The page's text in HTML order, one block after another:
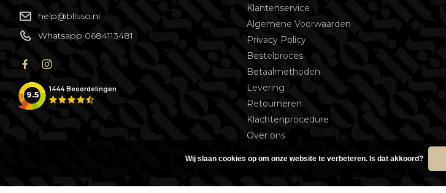
help@blisso.nl
Whatsapp 0684113481
9.5
1444Beoordelingen
Klantenservice
Algemene Voorwaarden
Privacy Policy
Bestelproces
Betaalmethoden
Levering
Retourneren
Klachtenprocedure
Over ons
Wij slaan cookies op om onze website te verbeteren. Is dat akkoord?